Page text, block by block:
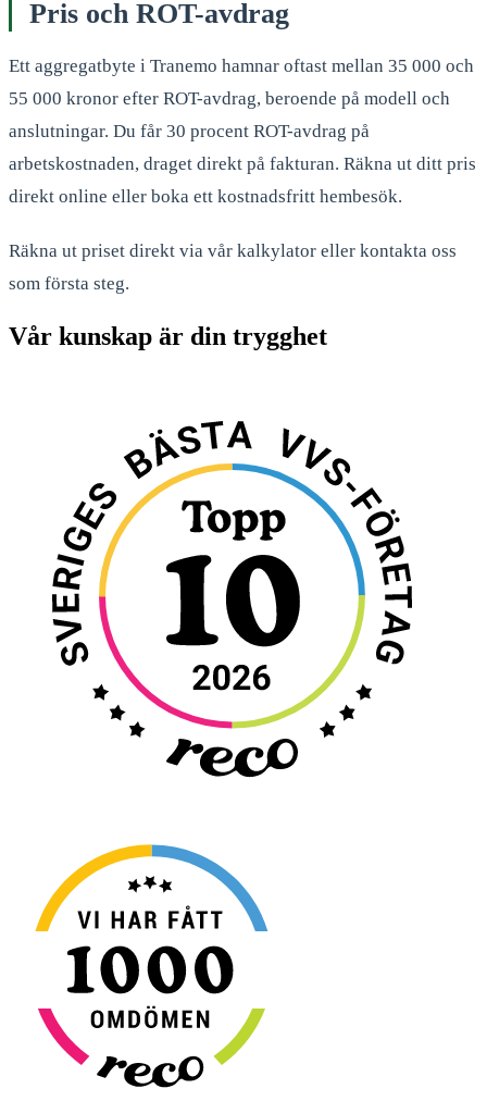
Pris och ROT-avdrag
Ett aggregatbyte i Tranemo hamnar oftast mellan 35 000 och
55 000 kronor efter ROT-avdrag, beroende på modell och
anslutningar. Du får 30 procent ROT-avdrag på
arbetskostnaden, draget direkt på fakturan. Räkna ut ditt pris
direkt online eller boka ett kostnadsfritt hembesök.
Räkna ut priset direkt via vår kalkylator eller kontakta oss
som första steg.
Vår kunskap är din trygghet